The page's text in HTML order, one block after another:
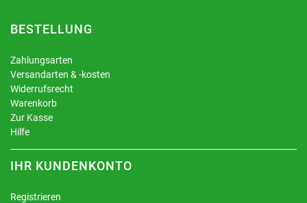
BESTELLUNG
Zahlungsarten
Versandarten & -kosten
Widerrufsrecht
Warenkorb
Zur Kasse
Hilfe
IHR KUNDENKONTO
Registrieren